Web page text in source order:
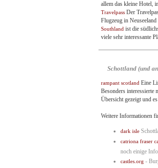
allem das kleine Hotel,
Travelpass Der
Flugzeug in Neuseeland
Southland ist die
viele sehr interessante
Schottland (und
rampant scotland Eine
Besonders interessierte
Übersicht gezeigt und
Weitere Informationen
dark isle
catriona fraser
noch einige
castles.org -